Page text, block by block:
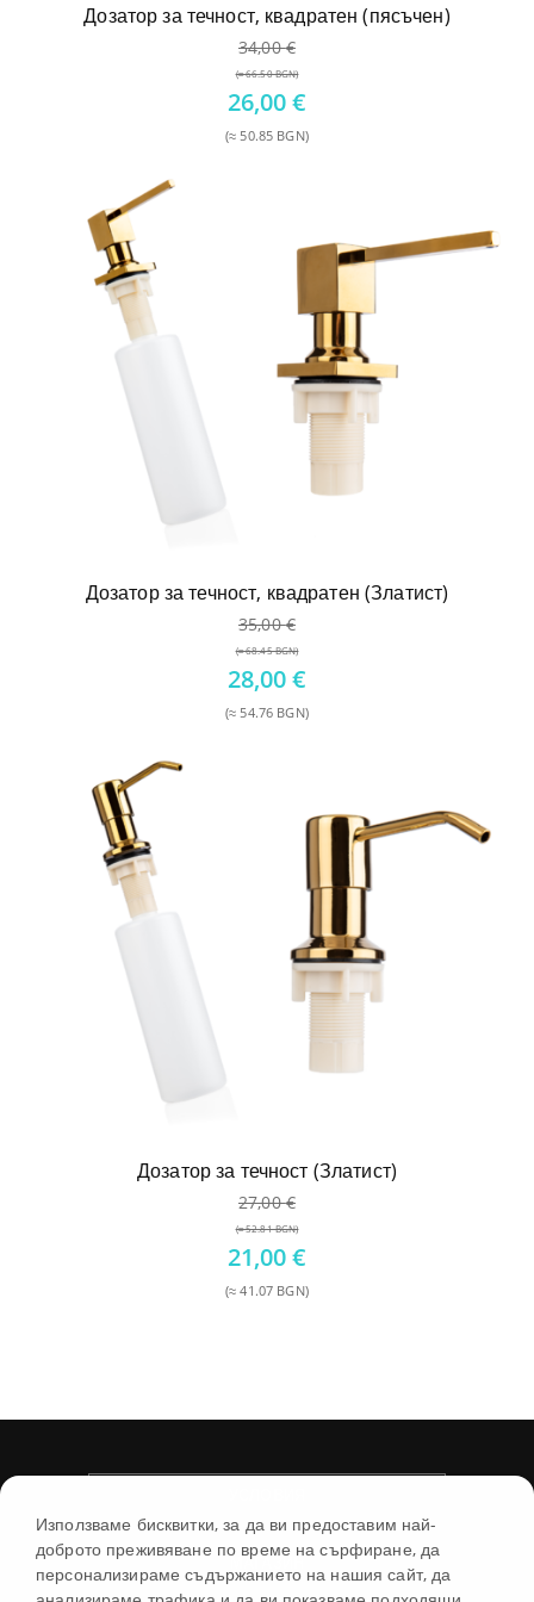
Дозатор за течност, квадратен (пясъчен)
34,00€
(≈ 66.50 BGN)
Original
price
was:
26,00€
(≈ 50.85 BGN)
Дозатор за течност, квадратен (Златист)
35,00€
(≈ 68.45 BGN)
Original
price
was:
28,00€
(≈ 54.76 BGN)
28,00 €.
Дозатор за течност (Златист)
27,00€
(≈ 52.81 BGN)
Original
price
was:
21,00€
(≈ 41.07 BGN)
МАГАЗИН
Използваме бисквитки, за да ви предоставим най-
доброто преживяване по време на сърфиране, да
персонализираме съдържанието на нашия сайт, да